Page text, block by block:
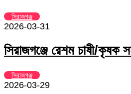
সিরাজগঞ্জ
2026-03-31
সিরাজগঞ্জে রেশম চাষী/কৃষক
সিরাজগঞ্জ
2026-03-29